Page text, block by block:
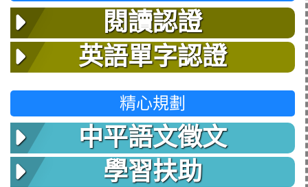
閱讀認證
英語單字認證
精心規劃
中平語文徵文
學習扶助